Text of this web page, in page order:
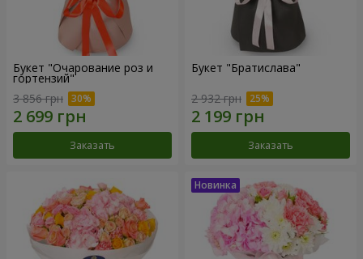
Букет "Очарование роз и
гортензий"
3 856 грн
Заказать
Букет "Братислава"
2 932 грн
Заказать